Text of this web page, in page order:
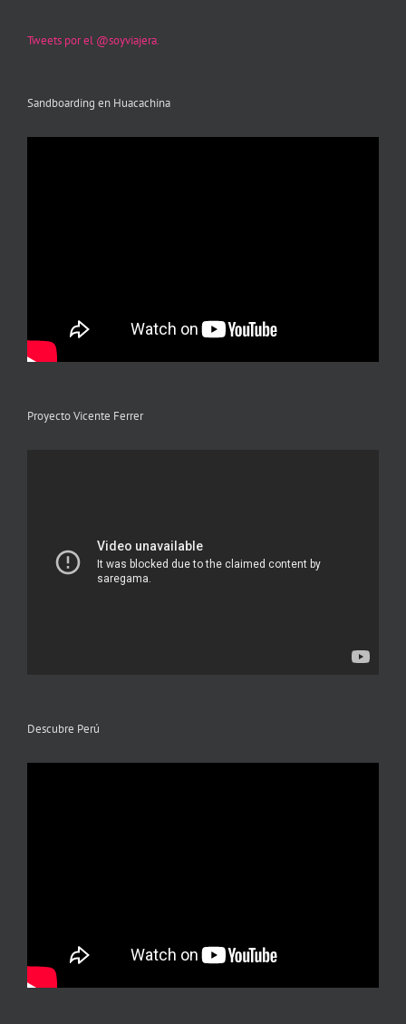
Tweets por el @soyviajera.
Sandboarding en Huacachina
Proyecto Vicente Ferrer
Descubre Perú